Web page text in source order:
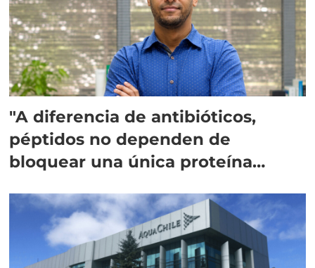
"A diferencia de antibióticos,
péptidos no dependen de
bloquear una única proteína